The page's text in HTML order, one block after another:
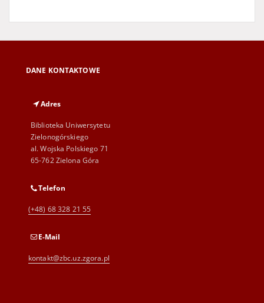
DANE KONTAKTOWE
Adres
Biblioteka Uniwersytetu
Zielonogórskiego
al. Wojska Polskiego 71
65-762 Zielona Góra
Telefon
(+48) 68 328 21 55
E-Mail
kontakt@zbc.uz.zgora.pl